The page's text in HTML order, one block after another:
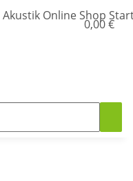
0,00 €